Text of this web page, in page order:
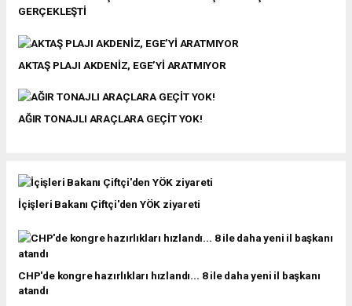
GERÇEKLEŞTİ
AKTAŞ PLAJI AKDENİZ, EGE’Yİ ARATMIYOR
AĞIR TONAJLI ARAÇLARA GEÇİT YOK!
İçişleri Bakanı Çiftçi'den YÖK ziyareti
CHP'de kongre hazırlıkları hızlandı... 8 ile daha yeni il başkanı
atandı